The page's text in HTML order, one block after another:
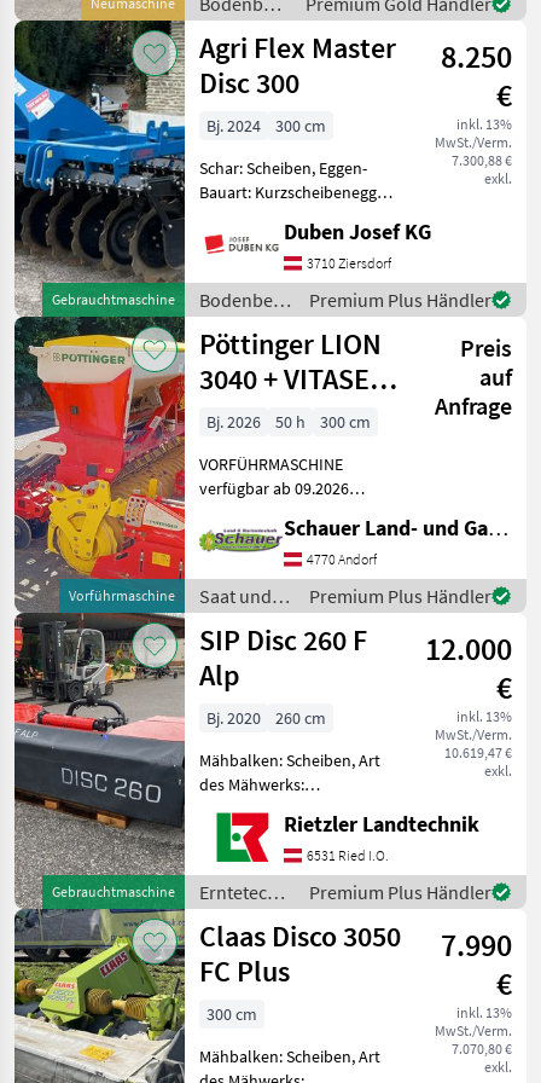
Scheibenegge Rubin 10/600
KUA - Aufsatteleinrichtung:
Trans
/ Lemken
Gebrauchtmaschine
Agri Flex Master
Disc 300
8.250
€
inkl. 13%
MwSt./Verm.
7.300,88 €
exkl.
Bj. 2024
300 cm
Schar: Scheiben, Eggen-
Bauart: Kurzscheibenegge,
Steinsicherung
Kurzscheibenegge mit 3
Metern Arbeitsbreite, 24
gezackten Scheiben mit 610
mm Durchmesser u
Duben Josef KG
3710 Ziersdorf
Bodenbearbeitung
/ Agri Flex
Premium Plus Händler
Vorführmaschine
Pöttinger LION
3040 + VITASEM
M3000 DD
Preis
auf
Anfrage
Bj. 2026 50 h
300 cm
VORFÜHRMASCHINE
verfügbar ab 09.2026
3040 - Schneidpacklerwalze
550-3000/beschichtet -
Anbausatz zu Vitasem -
Beleuchtung LION - hydr
Schauer Land- und Gartentechnik GmbH
4770 Andorf
Saat und
Pflege /
Pöttinger
Premium Plus Händler
Gebrauchtmaschine
SIP Disc 260 F
Alp
12.000
€
inkl. 13%
MwSt./Verm.
10.619,47 €
exkl.
Bj. 2020
260 cm
Mähbalken: Scheiben, Art
des Mähwerks:
Frontmähwerke,
Pendelbock,
Klingenschnellverschluss,
Anfahrtssicherung,
Klingenbox Mit Gelenkwelle
Passend für Reform Metrac
Opti
Rietzler Landtechnik
6531 Ried I.O.
Erntetechnik
Grünland /
SIP
Premium Plus Händler
Claas Disco 3050
FC Plus
7.990
€
inkl. 13%
MwSt./Verm.
7.070,80 €
exkl.
300 cm
Mähbalken: Scheiben, Art